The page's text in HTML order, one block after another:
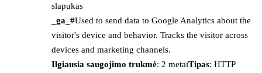
slapukas
_ga_#Used to send data to Google Analytics about the
visitor's device and behavior. Tracks the visitor across
devices and marketing channels.
Ilgiausia saugojimo trukmė: 2 metaiTipas: HTTP